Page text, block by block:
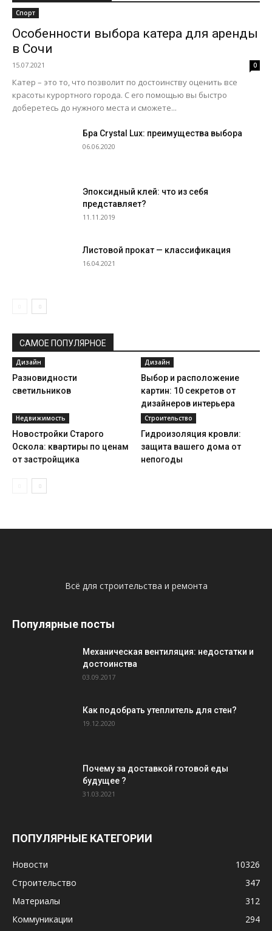
Спорт
Особенности выбора катера для аренды
в Сочи
15.07.2021 0
Катер – это то, что позволит по достоинству оценить все
красоты курортного города. С его помощью вы быстро
доберетесь до нужного места и сможете...
Бра Crystal Lux: преимущества выбора
06.06.2020
Эпоксидный клей: что из себя
представляет?
11.11.2019
Листовой прокат — классификация
16.04.2021
САМОЕ ПОПУЛЯРНОЕ
Дизайн
Разновидности
светильников
Дизайн
Выбор и расположение
картин: 10 секретов от
дизайнеров интерьера
Недвижимость
Новостройки Старого
Оскола: квартиры по ценам
от застройщика
Строительство
Гидроизоляция кровли:
защита вашего дома от
непогоды
Всё для строительства и ремонта
Популярные посты
Механическая вентиляция: недостатки и
достоинства
03.09.2017
Как подобрать утеплитель для стен?
19.12.2020
Почему за доставкой готовой еды
будущее ?
31.03.2021
ПОПУЛЯРНЫЕ КАТЕГОРИИ
Новости
10326
Строительство
347
Материалы
312
Коммуникации
294